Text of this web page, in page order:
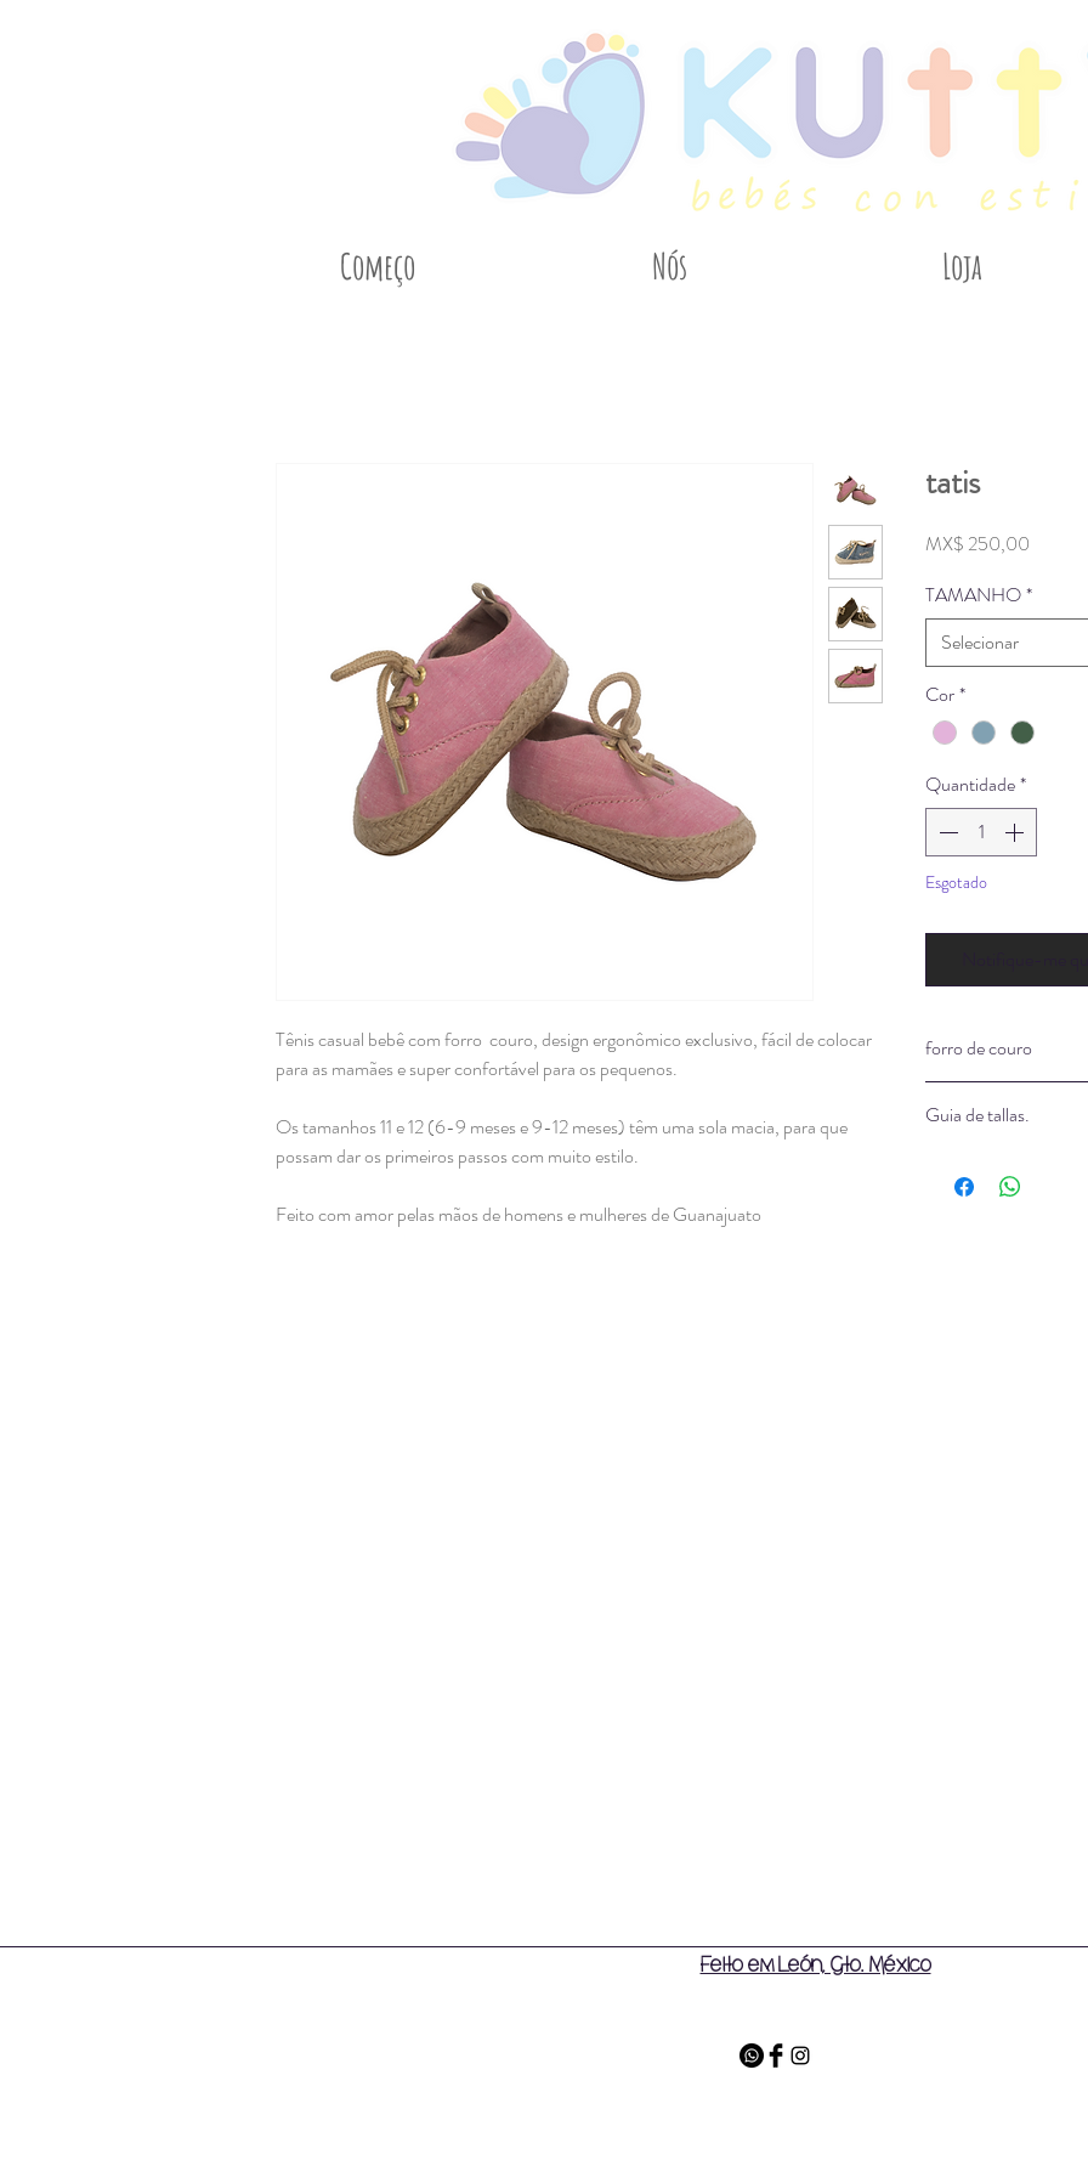
Começo Nós Loja
Tênis casual bebê com forro couro, design ergonômico exclusivo, fácil de colocar
para as mamães e super confortável para os pequenos.
Os tamanhos 11 e 12 (6-9 meses e 9-12 meses) têm uma sola macia, para que
possam dar os primeiros passos com muito estilo.
Feito com amor pelas mãos de homens e mulheres de Guanajuato
tatis
MX$ 250,00
TAMANHO*
Selecionar
Cor*
Quantidade*
Esgotado
forro de couro
Todos os nossos
cuidar da pele do
Guia de tallas.
Feito em León, Gto. México